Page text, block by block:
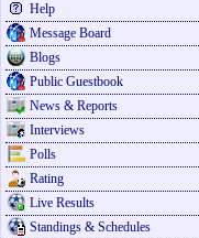
Help
Message Board
Blogs
Public Guestbook
News & Reports
Interviews
Polls
Rating
Live Results
Standings & Schedules